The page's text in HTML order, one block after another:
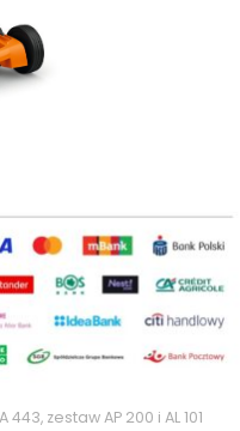
443, zestaw AP 200 i AL 101